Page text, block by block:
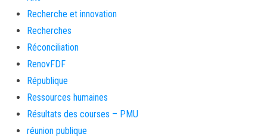
Recherche et innovation
Recherches
Réconciliation
RenovFDF
République
Ressources humaines
Résultats des courses – PMU
réunion publique